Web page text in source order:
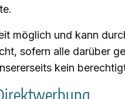
möglich und kann
sofern alle darüber
kein